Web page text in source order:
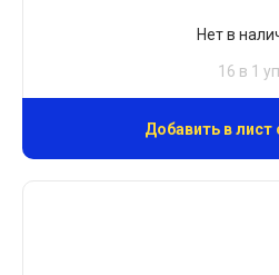
Нет в
16 в 1 уп
Добавить в